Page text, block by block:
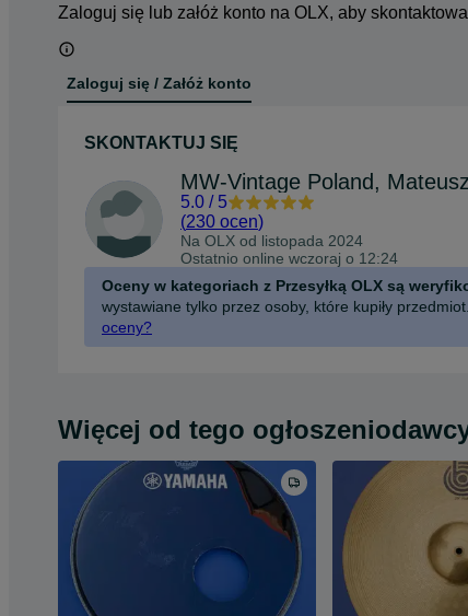
Zaloguj się lub załóż konto na OLX, aby
Zaloguj się / Załóż konto
SKONTAKTUJ SIĘ
MW-Vintage Poland, Mateusz
5.0 / 5
(230 ocen)
Na OLX od listopada 2024
Ostatnio online wczoraj o 12:24
Oceny w kategoriach z Przesyłką OLX są
wystawiane tylko przez osoby, które kupiły przedmiot.
oceny?
Więcej od tego